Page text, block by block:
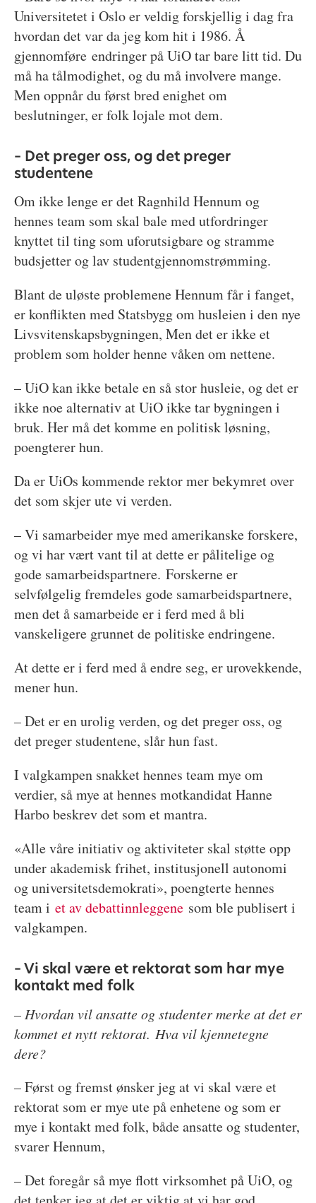
Universitetet i Oslo er veldig forskjellig i dag fra
hvordan det var da jeg kom hit i 1986. Å
gjennomføre endringer på UiO tar bare litt tid. Du
må ha tålmodighet, og du må involvere mange.
Men oppnår du først bred enighet om
beslutninger, er folk lojale mot dem.
– Det preger oss, og det preger
studentene
Om ikke lenge er det Ragnhild Hennum og
hennes team som skal bale med utfordringer
knyttet til ting som uforutsigbare og stramme
budsjetter og lav studentgjennomstrømming.
Blant de uløste problemene Hennum får i fanget,
er konflikten med Statsbygg om husleien i den nye
Livsvitenskapsbygningen, Men det er ikke et
problem som holder henne våken om nettene.
– UiO kan ikke betale en så stor husleie, og det er
ikke noe alternativ at UiO ikke tar bygningen i
bruk. Her må det komme en politisk løsning,
poengterer hun.
Da er UiOs kommende rektor mer bekymret over
det som skjer ute vi verden.
– Vi samarbeider mye med amerikanske forskere,
og vi har vært vant til at dette er pålitelige og
gode samarbeidspartnere. Forskerne er
selvfølgelig fremdeles gode samarbeidspartnere,
men det å samarbeide er i ferd med å bli
vanskeligere grunnet de politiske endringene.
At dette er i ferd med å endre seg, er urovekkende,
mener hun.
– Det er en urolig verden, og det preger oss, og
det preger studentene, slår hun fast.
I valgkampen snakket hennes team mye om
verdier, så mye at hennes motkandidat Hanne
Harbo beskrev det som et mantra.
«Alle våre initiativ og aktiviteter skal støtte opp
under akademisk frihet, institusjonell autonomi
og universitetsdemokrati», poengterte hennes
team i et av debattinnleggenesom ble publisert i
valgkampen.
– Vi skal være et rektorat som har mye
kontakt med folk
– Hvordan vil ansatte og studenter merke at det er
kommet et nytt rektorat. Hva vil kjennetegne
dere?
– Først og fremst ønsker jeg at vi skal være et
rektorat som er mye ute på enhetene og som er
mye i kontakt med folk, både ansatte og studenter,
svarer Hennum,
– Det foregår så mye flott virksomhet på UiO, og